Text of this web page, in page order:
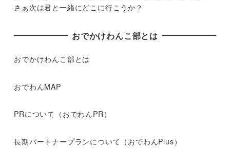
さぁ次は君と一緒にどこに行こうか？
おでかけわんこ部とは
おでかけわんこ部とは
おでわんMAP
PRについて（おでわんPR）
長期パートナープランについて（おでわんPlus）